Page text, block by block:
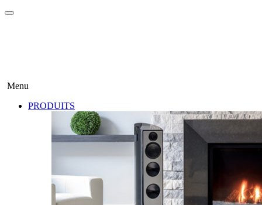
Menu
PRODUITS